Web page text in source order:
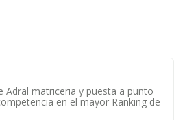
Adral matriceria y puesta a punto
en el mayor Ranking de